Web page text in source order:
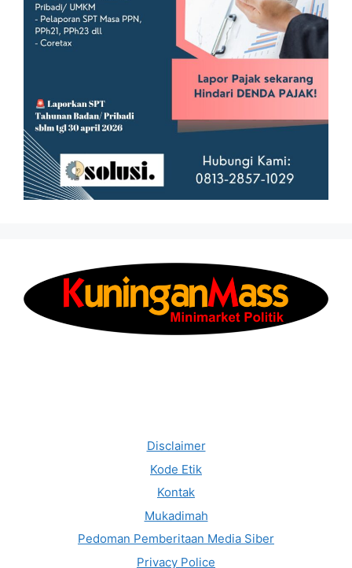
Disclaimer
Kode Etik
Kontak
Mukadimah
Pedoman Pemberitaan Media Siber
Privacy Police